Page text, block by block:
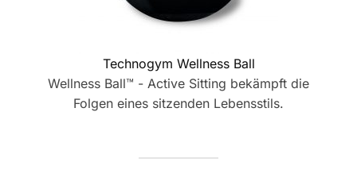
Technogym Wellness Ball
Wellness Ball™ - Active Sitting bekämpft die
Folgen eines sitzenden Lebensstils.